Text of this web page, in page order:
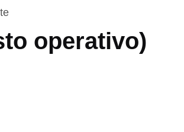
operativo)